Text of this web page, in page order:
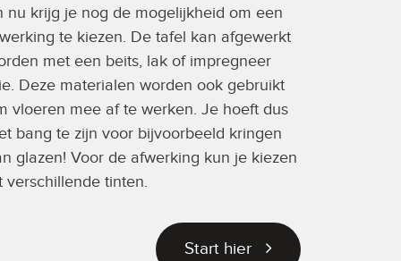
nu krijg je nog de mogelijkheid om een
te kiezen. De tafel kan afgewerkt
met een beits, lak of impregneer
Deze materialen worden ook gebruikt
vloeren mee af te werken. Je hoeft dus
bang te zijn voor bijvoorbeeld kringen
glazen! Voor de afwerking kun je kiezen
verschillende tinten.
Start hier